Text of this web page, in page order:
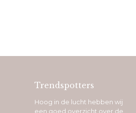
Trendspotters
Hoog in de lucht hebben wij
een goed overzicht over de